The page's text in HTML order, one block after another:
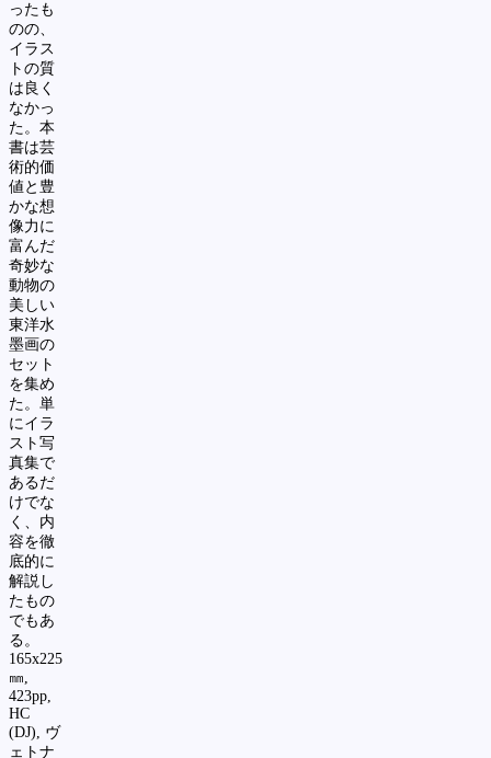
ったも
のの、
イラス
トの質
は良く
なかっ
た。本
書は芸
術的価
値と豊
かな想
像力に
富んだ
奇妙な
動物の
美しい
東洋水
墨画の
セット
を集め
た。単
にイラ
スト写
真集で
あるだ
けでな
く、内
容を徹
底的に
解説し
たもの
でもあ
る。
165x225
㎜,
423pp,
HC
(DJ), ヴ
ェトナ